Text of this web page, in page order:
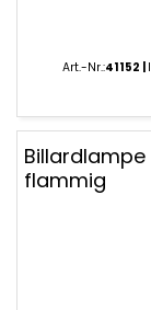
Art.-Nr.:41152
flammig